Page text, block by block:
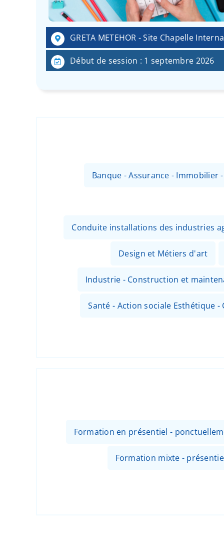
GRETA METEHOR - Site Chapelle
Début de session : 1 septembre 2026
Banque - Assurance - Immobilier
Conduite installations des industries
Design et Métiers d'art
Industrie - Construction et
Santé - Action sociale Esthétique -
Formation en présentiel -
Formation mixte -